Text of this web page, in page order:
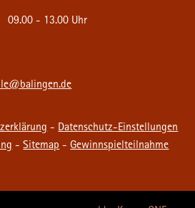
09.00 - 13.00 Uhr
- Datenschutz-Einstellungen
-Sitemap -Gewinnspielteilnahme